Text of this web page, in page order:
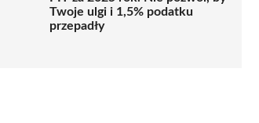
Twoje ulgi i 1,5% podatku
przepadły